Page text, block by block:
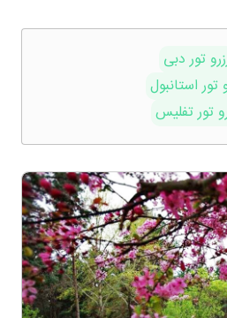
تور دبی
تور استانبول
تور تفلیس